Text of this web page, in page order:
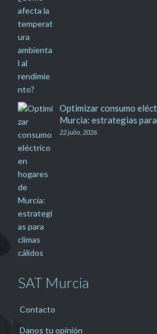
Optimizar consumo
Murcia: estrategias
22 julio, 2026
SAT Murcia
Contacto
Danos tu opinión